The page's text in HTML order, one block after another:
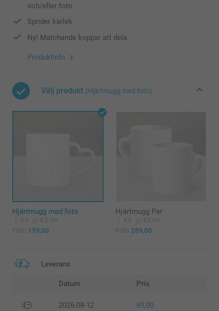
och/eller foto
Sprider kärlek
Ny! Matchande koppar att dela
Produktinfo
Välj produkt (Hjärtmugg med foto)
Hjärtmugg med foto
9,5 8,2 cm
Från 159,00
Hjärtmugg Par
9,5 8,2 cm
Från 289,00
Leverans
Datum Pris
2026-08-12 69,00